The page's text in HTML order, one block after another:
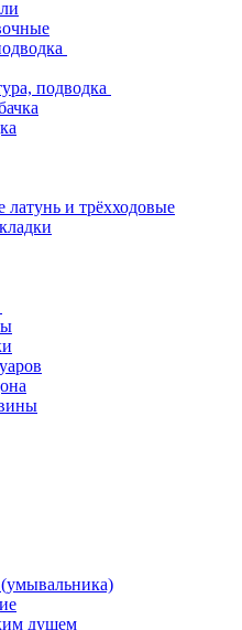
подводка
и трёхходовые
душем